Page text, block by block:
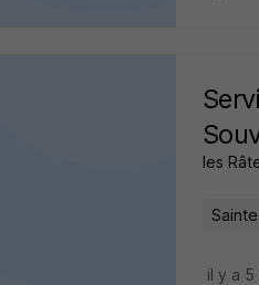
les
il y a 5